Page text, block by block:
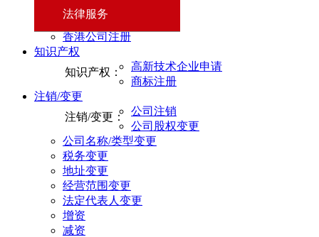
法律服务
新加坡注册
英国公司注册
香港公司注册
知识产权
知识产权：
高新技术企业申请
商标注册
注销/变更
注销/变更： 公司注销
公司股权变更
公司名称/类型变更
税务变更
地址变更
经营范围变更
法定代表人变更
增资
减资